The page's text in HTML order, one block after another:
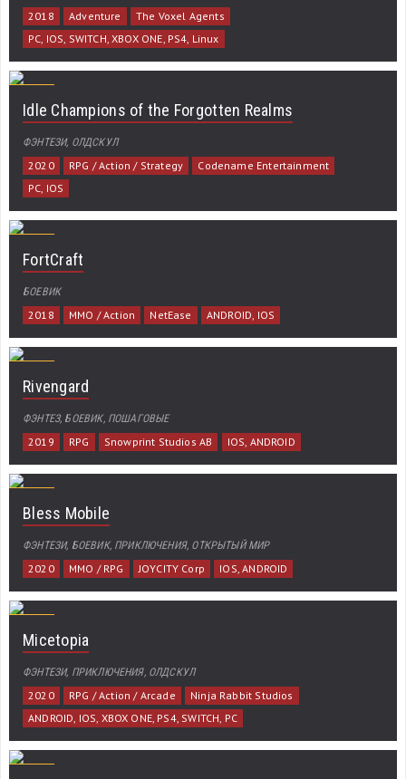
2018 Adventure
The Voxel Agents
PC, IOS, SWITCH, XBOX ONE, PS4, Linux
Idle Champions of the Forgotten Realms
ФЭНТЕЗИ, ОЛДСКУЛ
2020 RPG / Action / Strategy
Codename Entertainment
PC, IOS
FortCraft
БОЕВИК
2018 MMO / Action NetEase ANDROID, IOS
Rivengard
ФЭНТЕЗ, БОЕВИК, ПОШАГОВЫЕ
2019 RPG Snowprint Studios AB IOS, ANDROID
Bless Mobile
ФЭНТЕЗИ, БОЕВИК, ПРИКЛЮЧЕНИЯ, ОТКРЫТЫЙ МИР
2020 MMO / RPG JOYCITY Corp IOS, ANDROID
Micetopia
ФЭНТЕЗИ, ПРИКЛЮЧЕНИЯ, ОЛДСКУЛ
2020 RPG / Action / Arcade
Ninja Rabbit Studios
ANDROID, IOS, XBOX ONE, PS4, SWITCH, PC